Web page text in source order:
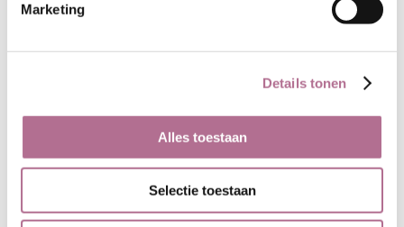
Marketing
Details tonen
Alles toestaan
Selectie toestaan
en Europa, in de jaren 1930. Nu
plant heeft geen natuurlijke vijanden
insecticiden of andere gifstoffen, en
als bijvoorbeeld katoen.
Voor deze geweven broek van
honderd procent hennep worden